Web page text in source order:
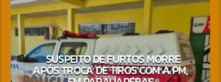
SUSPEITO DE FURTOS MORRE
APÓS TROCA DE TIROS COM A PM,